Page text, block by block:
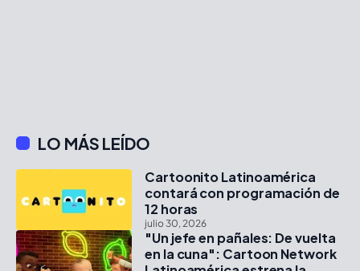
LO MÁS LEÍDO
Cartoonito Latinoamérica
contará con programación de
12 horas
julio 30, 2026
"Un jefe en pañales: De vuelta
en la cuna": Cartoon Network